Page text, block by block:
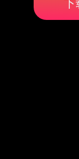
下